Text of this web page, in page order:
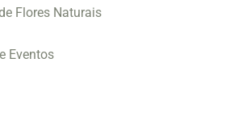
Flores Naturais
Eventos